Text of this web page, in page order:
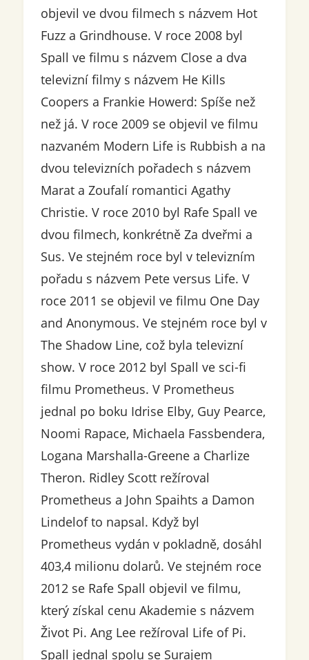
objevil ve dvou filmech s názvem Hot
Fuzz a Grindhouse. V roce 2008 byl
Spall ve filmu s názvem Close a dva
televizní filmy s názvem He Kills
Coopers a Frankie Howerd: Spíše než
než já. V roce 2009 se objevil ve filmu
nazvaném Modern Life is Rubbish a na
dvou televizních pořadech s názvem
Marat a Zoufalí romantici Agathy
Christie. V roce 2010 byl Rafe Spall ve
dvou filmech, konkrétně Za dveřmi a
Sus. Ve stejném roce byl v televizním
pořadu s názvem Pete versus Life. V
roce 2011 se objevil ve filmu One Day
and Anonymous. Ve stejném roce byl v
The Shadow Line, což byla televizní
show. V roce 2012 byl Spall ve sci-fi
filmu Prometheus. V Prometheus
jednal po boku Idrise Elby, Guy Pearce,
Noomi Rapace, Michaela Fassbendera,
Logana Marshalla-Greene a Charlize
Theron. Ridley Scott režíroval
Prometheus a John Spaihts a Damon
Lindelof to napsal. Když byl
Prometheus vydán v pokladně, dosáhl
403,4 milionu dolarů. Ve stejném roce
2012 se Rafe Spall objevil ve filmu,
který získal cenu Akademie s názvem
Život Pi. Ang Lee režíroval Life of Pi.
Spall jednal spolu se Surajem